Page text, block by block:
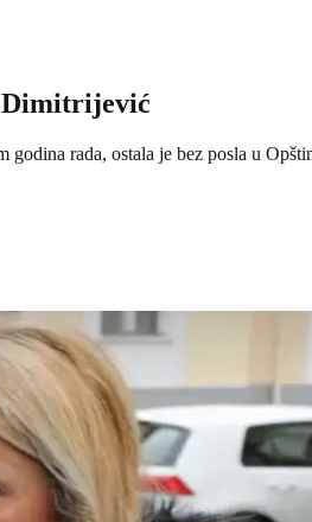
Dimitrijević
rada, ostala je bez posla u